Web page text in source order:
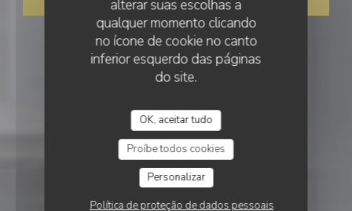
alterar suas escolhas a
qualquer momento clicando
no ícone de cookie no canto
inferior esquerdo das páginas
do site.
OK, aceitar tudo
Proíbe todos cookies
Personalizar
Política de proteção de dados pessoais